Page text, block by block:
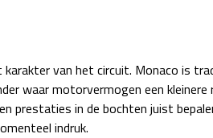
van het circuit. Monaco is
waar motorvermogen een
prestaties in de bochten juist
indruk.